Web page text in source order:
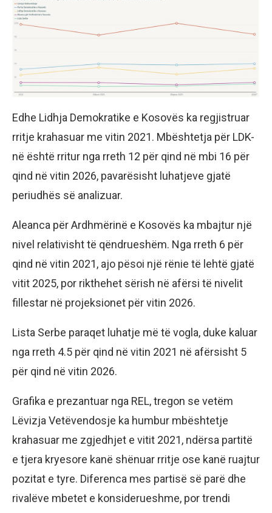
Edhe Lidhja Demokratike e Kosovës ka regjistruar
rritje krahasuar me vitin 2021. Mbështetja për LDK-
në është rritur nga rreth 12 për qind në mbi 16 për
qind në vitin 2026, pavarësisht luhatjeve gjatë
periudhës së analizuar.
Aleanca për Ardhmërinë e Kosovës ka mbajtur një
nivel relativisht të qëndrueshëm. Nga rreth 6 për
qind në vitin 2021, ajo pësoi një rënie të lehtë gjatë
vitit 2025, por rikthehet sërish në afërsi të nivelit
fillestar në projeksionet për vitin 2026.
Lista Serbe paraqet luhatje më të vogla, duke kaluar
nga rreth 4.5 për qind në vitin 2021 në afërsisht 5
për qind në vitin 2026.
Grafika e prezantuar nga REL, tregon se vetëm
Lëvizja Vetëvendosje ka humbur mbështetje
krahasuar me zgjedhjet e vitit 2021, ndërsa partitë
e tjera kryesore kanë shënuar rritje ose kanë ruajtur
pozitat e tyre. Diferenca mes partisë së parë dhe
rivalëve mbetet e konsiderueshme, por trendi